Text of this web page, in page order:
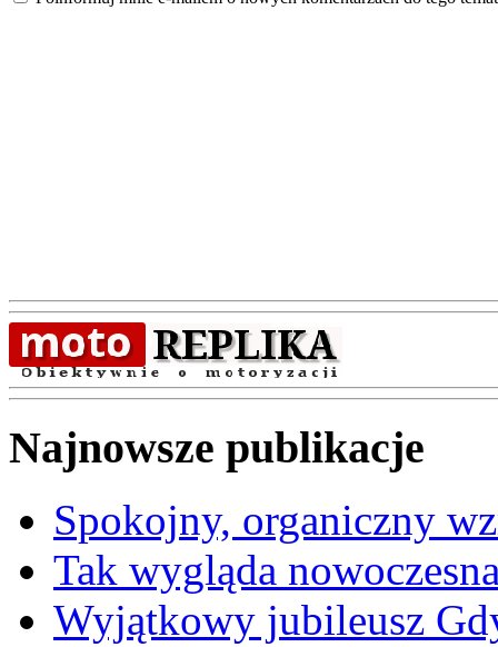
Najnowsze publikacje
Spokojny, organiczny
Tak wygląda
Wyjątkowy jubileusz